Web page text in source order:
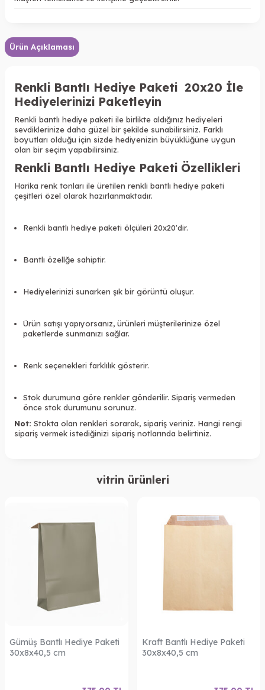
Ürün Açıklaması
Renkli Bantlı Hediye Paketi 20x20 İle
Hediyelerinizi Paketleyin
Renkli bantlı hediye paketi ile birlikte aldığınız hediyeleri
sevdiklerinize daha güzel bir şekilde sunabilirsiniz. Farklı
boyutları olduğu için sizde hediyenizin büyüklüğüne uygun
olan bir seçim yapabilirsiniz.
Renkli Bantlı Hediye Paketi Özellikleri
Harika renk tonları ile üretilen renkli bantlı hediye paketi
çeşitleri özel olarak hazırlanmaktadır.
Renkli bantlı hediye paketi ölçüleri 20x20'dir.
Bantlı özellğe sahiptir.
Hediyelerinizi sunarken şık bir görüntü oluşur.
Ürün satışı yapıyorsanız, ürünleri müşterilerinize özel
paketlerde sunmanızı sağlar.
Renk seçenekleri farklılık gösterir.
Stok durumuna göre renkler gönderilir. Sipariş vermeden
önce stok durumunu sorunuz.
Not: Stokta olan renkleri sorarak, sipariş veriniz. Hangi rengi
sipariş vermek istediğinizi sipariş notlarında belirtiniz.
vitrin ürünleri
Gümüş Bantlı Hediye Paketi
30x8x40,5 cm
Kraft Bantlı Hediye Paketi
30x8x40,5 cm